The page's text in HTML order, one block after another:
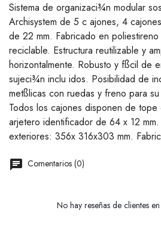
Sistema de organizaci¾n modular
Archisystem de 5 c ajones, 4
de 22 mm. Fabricado en
reciclable. Estructura reutilizable y
horizontalmente. Robusto y fßcil de
sujeci¾n inclu idos. Posibilidad de
metßlicas con ruedas y freno para
Todos los cajones disponen de
arjetero identificador de 64 x 12
exteriores: 356x 316x303 mm.
Comentarios (0)
No hay reseñas de clientes